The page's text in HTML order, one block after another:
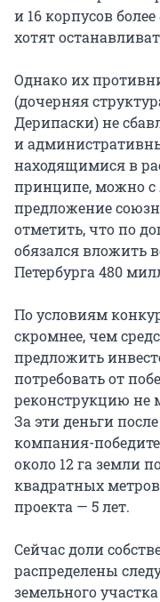
и 16 корпусов
хотят
Однако их
(дочерняя
Дерипаски) не
и
находящимися в
принципе, можно с
предложение
отметить, что по
обязался вложить
Петербурга 480
По условиям
скромнее, чем
предложить
потребовать от
реконструкцию не
За эти деньги
компания-
около 12 га земли
квадратных
проекта — 5 лет.
Сейчас доли
распределены
земельного